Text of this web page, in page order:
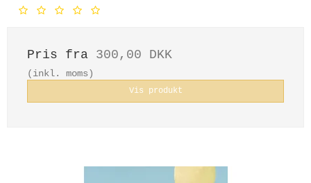
Pris fra 300,00 DKK
(inkl. moms)
Vis produkt